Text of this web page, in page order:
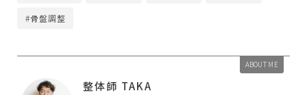
#骨盤調整
ABOUT ME
整体師 TAKA